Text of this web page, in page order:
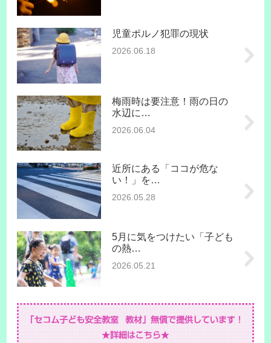
児童ポルノ犯罪の現状
2026.06.18
梅雨時は要注意！雨の日の
水辺に…
2026.06.04
近所にある「ココが危な
い！」を…
2026.05.28
5月に気をつけたい「子ども
の熱…
2026.05.21